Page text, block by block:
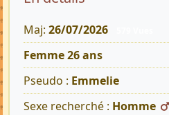
Maj: 26/07/2026
Femme 26 ans
Pseudo : Emmelie
Sexe recherché : Homme